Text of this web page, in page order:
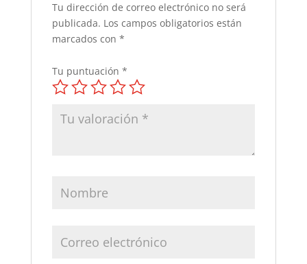
Tu dirección de correo electrónico no será
publicada. Los campos obligatorios están
marcados con *
Tu puntuación *